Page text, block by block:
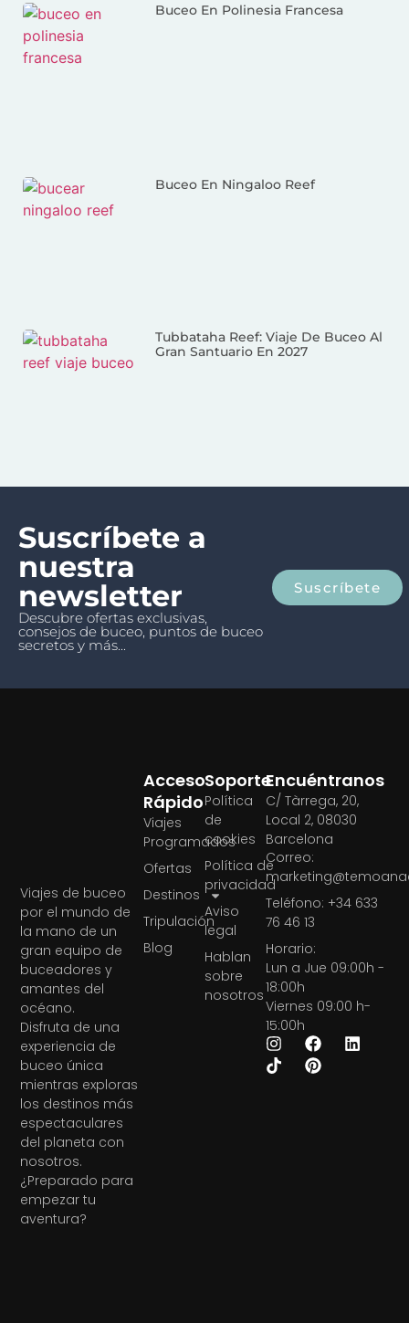
Buceo En Polinesia Francesa
Buceo En Ningaloo Reef
Tubbataha Reef: Viaje De Buceo Al
Gran Santuario En 2027
Suscríbete a
nuestra
newsletter
Descubre ofertas exclusivas,
consejos de buceo, puntos de buceo
secretos y más...
Suscríbete
Viajes de buceo
por el mundo de
la mano de un
gran equipo de
buceadores y
amantes del
océano.
Disfruta de una
experiencia de
buceo única
mientras exploras
los destinos más
espectaculares
del planeta con
nosotros.
¿Preparado para
empezar tu
aventura?
Soporte
Política
de
cookies
Política de
privacidad
Aviso
legal
Hablan
sobre
nosotros
Acceso
Rápido
Viajes
Programados
Ofertas
Destinos
Tripulación
Blog
Encuéntranos
C/ Tàrrega, 20,
Local 2, 08030
Barcelona
Correo:
Teléfono: +34 633
76 46 13
Horario:
Lun a Jue 09:00h -
18:00h
Viernes 09:00 h-
15:00h